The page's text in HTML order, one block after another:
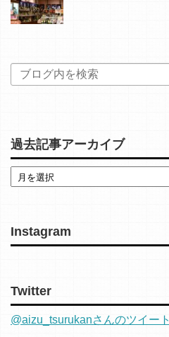
過去記事アーカイブ
Instagram
Twitter
@aizu_tsurukanさんのツイート